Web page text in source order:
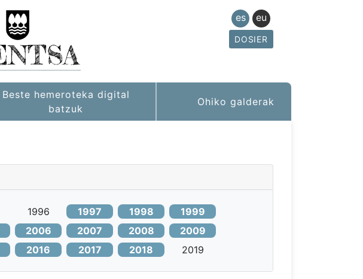
es eu
DOSIER
Beste hemeroteka digital
batzuk
Ohiko galderak
1996 1997 1998
1999
2006 2007 2008
2009
2016 2017 2018 2019